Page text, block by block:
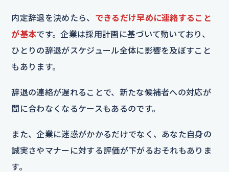
内定辞退を決めたら、 できるだけ早めに連絡すること
が基本です。企業は採用計画に基づいて動いており、
ひとりの辞退がスケジュール全体に影響を及ぼすこと
もあります。
辞退の連絡が遅れることで、新たな候補者への対応が
間に合わなくなるケースもあるのです。
また、企業に迷惑がかかるだけでなく、あなた自身の
誠実さやマナーに対する評価が下がるおそれもありま
す。